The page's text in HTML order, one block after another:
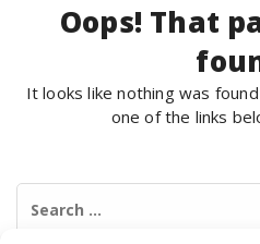
Oops! That
It looks like nothing was
one of the links